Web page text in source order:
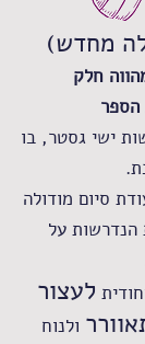
מחדש)
חלק
ישי גסטר, בו
סיום מודולה
על
לעצור
ולנוח